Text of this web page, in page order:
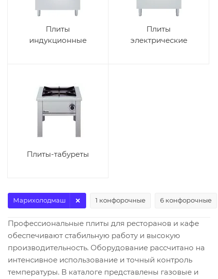
Плиты
индукционные
Плиты
электрические
Плиты-табуреты
1 конфорочные 6 конфорочные
Марихолодмаш
Профессиональные плиты для ресторанов и кафе
обеспечивают стабильную работу и высокую
производительность. Оборудование рассчитано на
интенсивное использование и точный контроль
температуры. В каталоге представлены газовые и